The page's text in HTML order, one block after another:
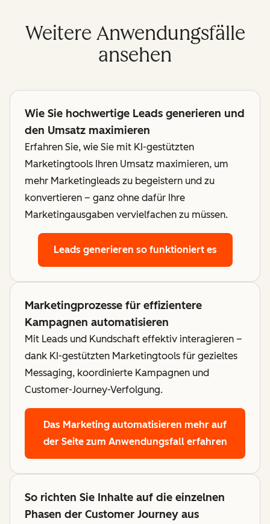
Weitere Anwendungsfälle
ansehen
Wie Sie hochwertige Leads generieren und
den Umsatz maximieren
Erfahren Sie, wie Sie mit KI-gestützten
Marketingtools Ihren Umsatz maximieren, um
mehr Marketingleads zu begeistern und zu
konvertieren – ganz ohne dafür Ihre
Marketingausgaben vervielfachen zu müssen.
Leads generieren so funktioniert es
Marketingprozesse für effizientere
Kampagnen automatisieren
Mit Leads und Kundschaft effektiv interagieren –
dank KI-gestützten Marketingtools für gezieltes
Messaging, koordinierte Kampagnen und
Customer-Journey-Verfolgung.
Das Marketing automatisieren mehr auf
der Seite zum Anwendungsfall erfahren
So richten Sie Inhalte auf die einzelnen
Phasen der Customer Journey aus